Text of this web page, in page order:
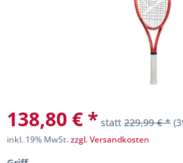
138,80 € * statt 229,99 € *
inkl. 19% MwSt.zzgl. Versandkosten